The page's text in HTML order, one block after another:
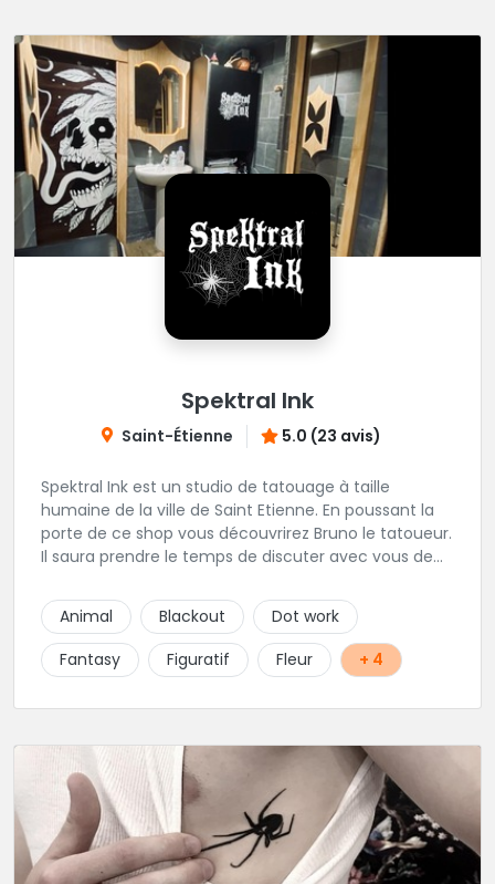
Spektral Ink
Saint-Étienne 5.0 (23 avis)
Spektral Ink est un studio de tatouage à taille
humaine de la ville de Saint Etienne. En poussant la
porte de ce shop vous découvrirez Bruno le tatoueur.
Il saura prendre le temps de discuter avec vous de
un message ou à l'appeler.
Animal Blackout
Dot work
Fantasy
Figuratif Fleur + 4